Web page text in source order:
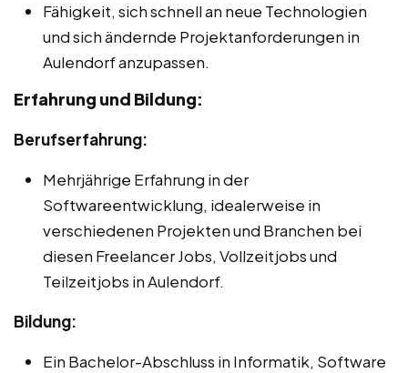
Fähigkeit, sich schnell an neue Technologien
und sich ändernde Projektanforderungen in
Aulendorf anzupassen.
Erfahrung und Bildung:
Berufserfahrung:
Mehrjährige Erfahrung in der
Softwareentwicklung, idealerweise in
verschiedenen Projekten und Branchen bei
diesen Freelancer Jobs, Vollzeitjobs und
Teilzeitjobs in Aulendorf.
Bildung:
Ein Bachelor-Abschluss in Informatik, Software